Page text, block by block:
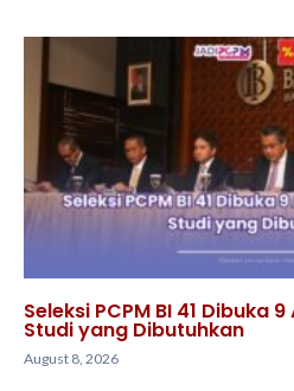
Seleksi PCPM BI 41 Dibuka
Studi yang Dibutuhkan
August 8, 2026